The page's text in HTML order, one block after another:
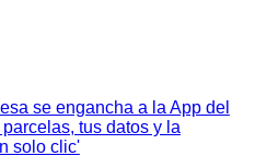
se engancha a la App del
tus datos y la
solo clic'